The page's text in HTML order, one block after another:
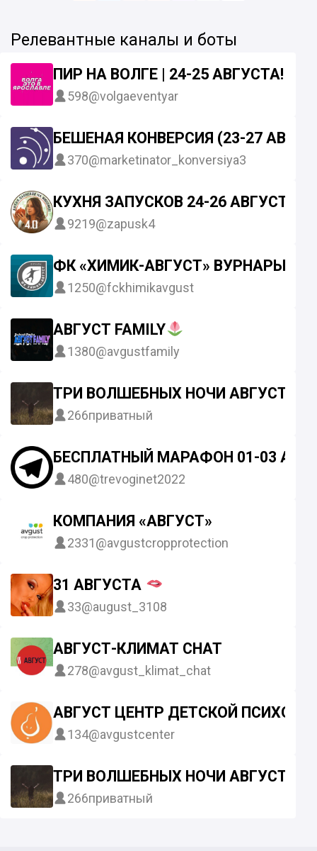
Релевантные каналы и боты
ПИР НА ВОЛГЕ | 24-25 АВГУСТА!
598@volgaeventyar
БЕШЕНАЯ КОНВЕРСИЯ (23-27
370@marketinator_konversiya3
КУХНЯ ЗАПУСКОВ 24-26 АВГУСТА
9219@zapusk4
ФК «ХИМИК-АВГУСТ» ВУРНАРЫ
1250@fckhimikavgust
АВГУСТ FAMILY
1380@avgustfamily
ТРИ ВОЛШЕБНЫХ НОЧИ АВГУСТА
266приватный
БЕСПЛАТНЫЙ МАРАФОН 01-03
480@trevoginet2022
КОМПАНИЯ «АВГУСТ»
2331@avgustcropprotection
31 АВГУСТА
33@august_3108
АВГУСТ-КЛИМАТ CHAT
278@avgust_klimat_chat
АВГУСТ ЦЕНТР ДЕТСКОЙ
134@avgustcenter
ТРИ ВОЛШЕБНЫХ НОЧИ АВГУСТА
266приватный